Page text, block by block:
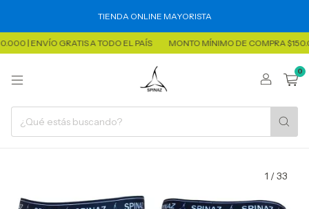
TIENDA ONLINE MAYORISTA
GRATIS A TODO EL PAÍS MONTO MÍNIMO DE COMPRA $150.000 |
0
1 /33